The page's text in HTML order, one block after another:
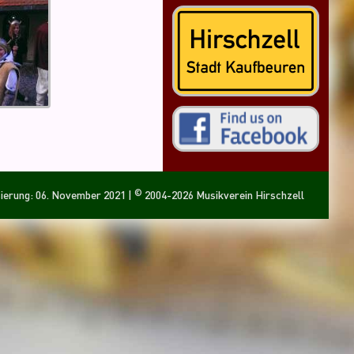
06. November 2021 | © 2004-2026 Musikverein Hirschzell